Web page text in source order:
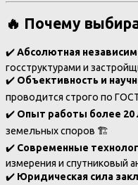
🔥 Почему
✔️Абсолютная
госструктурами и
✔️ Объективность и
проводится строго по
✔️ Опыт работы более 20
земельных споров 🏗️
✔️ Современные
измерения и спутниковый
✔️ Юридическая сила